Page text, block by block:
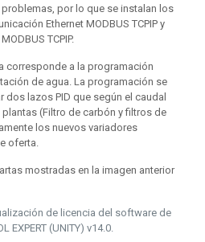
por lo que se instalan los
Ethernet MODBUS TCPIP y
TCPIP.
corresponde a la programación
de agua. La programación se
dos lazos PID que según el caudal
(Filtro de carbón y filtros de
los nuevos variadores
oferta.
mostradas en la imagen anterior
de licencia del software de
EXPERT (UNITY) v14.0.